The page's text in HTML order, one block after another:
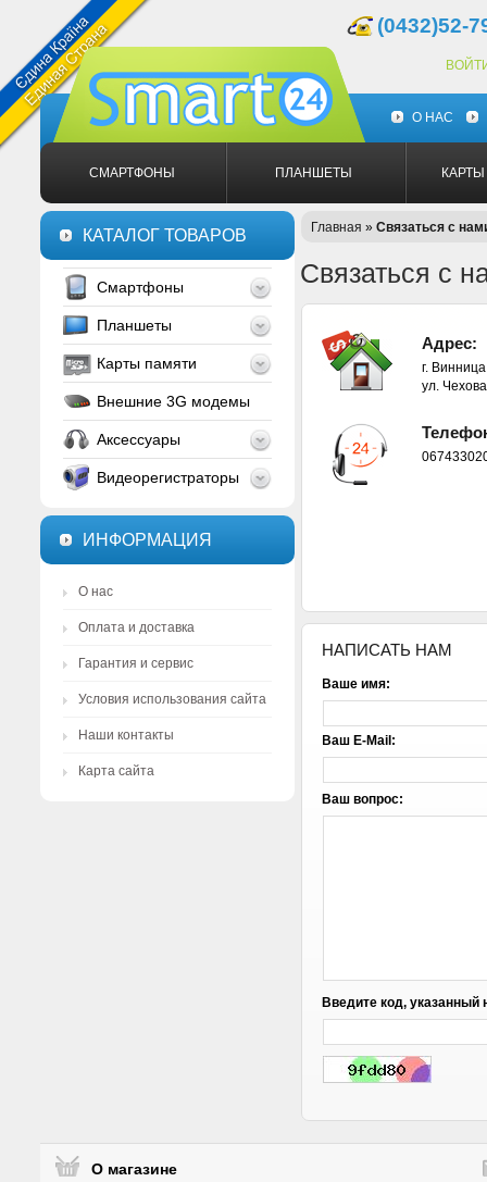
(0432)52-
О НАС
СМАРТФОНЫ ПЛАНШЕТЫ
КАТАЛОГ ТОВАРОВ
Смартфоны
Планшеты
Карты памяти
Внешние 3G модемы
Аксессуары
Видеорегистраторы
ИНФОРМАЦИЯ
О нас
Оплата и доставка
Гарантия и сервис
Условия использования сайта
Наши контакты
Карта сайта
Главная »Связаться с
Связаться с
Адрес:
г. Винница
ул.
НАПИСАТЬ НАМ
Ваше имя:
Ваш E-Mail:
Ваш вопрос:
Введите код, указанный
О магазине